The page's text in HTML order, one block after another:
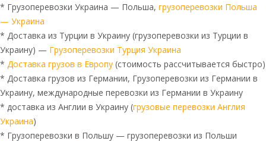
* Грузоперевозки Украина — Польша, грузоперевозки Польша
— Украина
* Доставка из Турции в Украину (грузоперевозки из Турции в
Украину) — Грузоперевозки Турция Украина
* Доставка грузов в Европу (стоимость рассчитывается быстро)
* Доставка грузов из Германии, Грузоперевозки из Германии в
Украину, международные перевозки из Германии в Украину
* доставка из Англии в Украину (грузовые перевозки Англия
Украина)
* Грузоперевозки в Польшу — грузоперевозки из Польши